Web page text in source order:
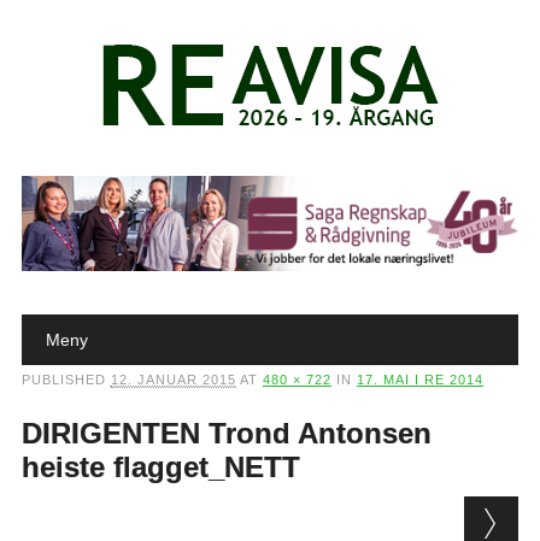
Main menu
Meny
PUBLISHED 12. JANUAR 2015 AT 480 × 722 IN 17. MAI I RE 2014
DIRIGENTEN Trond Antonsen
heiste flagget_NETT